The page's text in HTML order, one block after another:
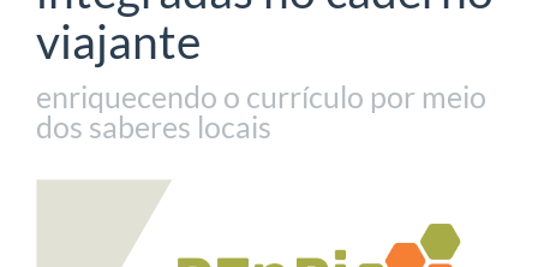
viajante
enriquecendo o currículo por meio
dos saberes locais
lateral